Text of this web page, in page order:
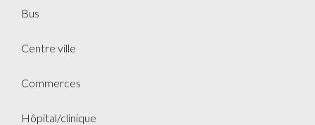
Bus
Centre ville
Commerces
Hôpital/clinique